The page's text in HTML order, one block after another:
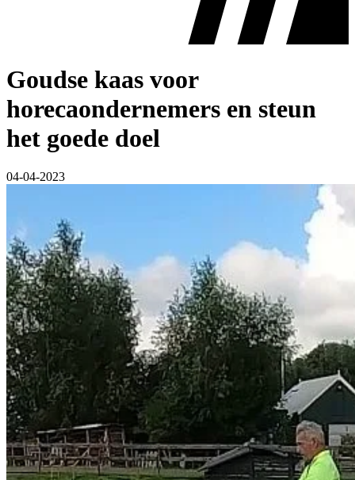
Goudse kaas voor
horecaondernemers en steun
het goede doel
04-04-2023